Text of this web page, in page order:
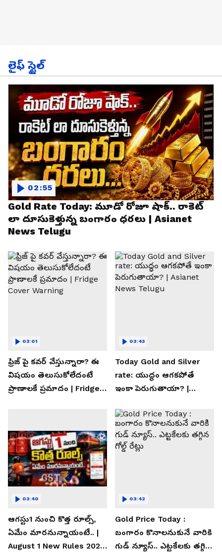
లైఫ్ స్టైల్
Gold Rate Today: మూడో రోజూ షాక్.. రాకెట్
లా దూసుకెళ్తున్న బంగారం ధరలు | Asianet
News Telugu
02:55
ఫ్రిజ్ పై కవర్ వేస్తున్నారా? ఈ
విషయం తెలుసుకోలేదంటే
ప్రాణాలకే ప్రమాదం | Fridge
03:01
Today Gold and Silver
rate: యుద్ధం ఆగకపోతే
ఇంకా పెరుగుతాయా? |
03:43
ఆగస్టు1 నుంచి కొత్త రూల్స్,
ఏమేం మారనున్నాయంటే.. |
August 1 New Rules 2026
03:40
Gold Price Today :
బంగారం కొనాలనుకునే వారికి
గుడ్ న్యూస్.. ఎట్టకేలకు తగ్గిన
03:42